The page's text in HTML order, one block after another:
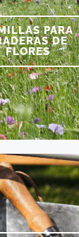
PARA
DE
FLORES